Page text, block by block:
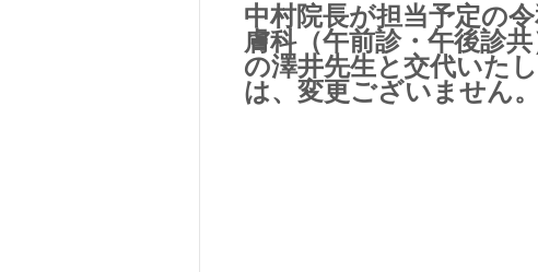
中村院長が担当予定の
膚科（午前診・午後診
の澤井先生と交代いた
は、変更ございません。